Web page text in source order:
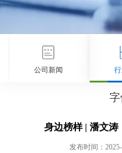
公司新闻
字
身边榜样 | 潘文
发布时间：